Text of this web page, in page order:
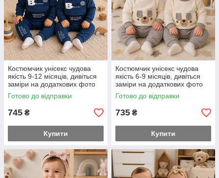
Костюмчик унісекс чудова
якість 9-12 місяців, дивіться
заміри на додаткових фото
74-й розмір
Готово до відправки
745 ₴
Купити
Костюмчик унісекс чудова
якість 6-9 місяців, дивіться
заміри на додаткових фото
74-й розмір
Готово до відправки
735 ₴
Купити